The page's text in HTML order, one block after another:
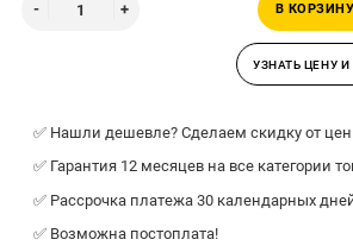
В КОРЗИНУ
УЗНАТЬ ЦЕНУ
✅ Нашли дешевле? Сделаем скидку от
✅ Гарантия 12 месяцев на все категории
✅ Рассрочка платежа 30 календарных
✅ Возможна постоплата!